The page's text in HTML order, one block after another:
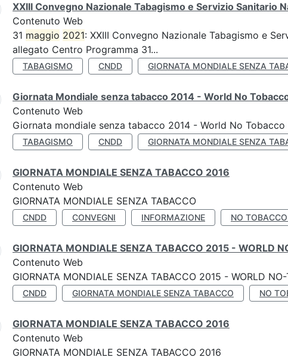
XXIII Convegno Nazionale Tabagismo e Servizio Sanitario
Contenuto Web
31 maggio 2021: XXIII Convegno Nazionale Tabagismo e
allegato Centro Programma 31...
TABAGISMO CNDD GIORNATA MONDIALE SENZA
Giornata Mondiale senza tabacco 2014 - World No
Contenuto Web
Giornata mondiale senza tabacco 2014 - World No Tobacco
TABAGISMO CNDD GIORNATA MONDIALE SENZA
GIORNATA MONDIALE SENZA TABACCO 2016
Contenuto Web
GIORNATA MONDIALE SENZA TABACCO
CNDD CONVEGNI INFORMAZIONE NO
GIORNATA MONDIALE SENZA TABACCO 2015 - WORLD
Contenuto Web
GIORNATA MONDIALE SENZA TABACCO 2015 - WORLD
CNDD GIORNATA MONDIALE SENZA TABACCO NO
GIORNATA MONDIALE SENZA TABACCO 2016
Contenuto Web
GIORNATA MONDIALE SENZA TABACCO 2016